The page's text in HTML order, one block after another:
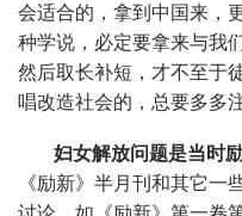
会适合的，拿到中国来，
种学说，必定要拿来与我
然后取长补短，才不至于
唱改造社会的，总要多多
妇女解放问题是当时
《励新》半月刊和其它一